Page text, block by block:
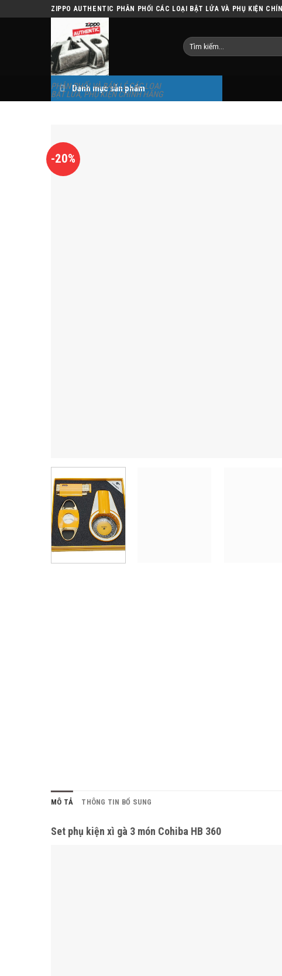
to
ZIPPO AUTHENTIC PHÂN PHỐI CÁC LOẠI BẬT LỬA VÀ PHỤ KIỆN
PHÂN PHỐI VÀ BÁN LẺ CÁC LOẠI
BẬT LỬA, PHỤ KIỆN CHÍNH HÃNG
Tìm
kiếm:
Danh mục sản phẩm
-20%
MÔ TẢ THÔNG TIN BỔ SUNG
Set phụ kiện xì gà 3 món Cohiba HB 360